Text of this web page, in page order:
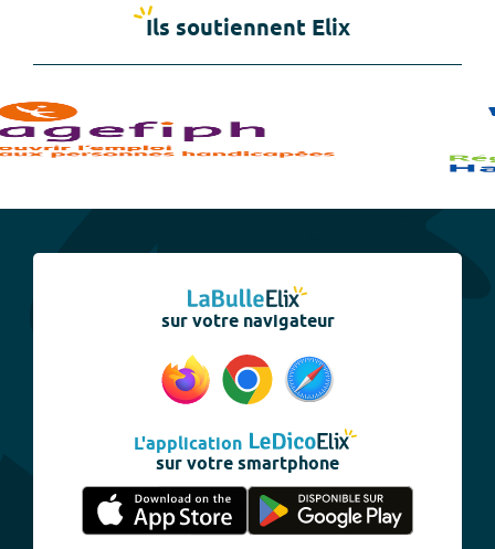
Ils soutiennent Elix
sur votre navigateur
L'application
sur votre smartphone